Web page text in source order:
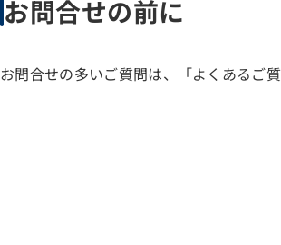
お問合せの前に
お問合せの多いご質問は、「よくあるご